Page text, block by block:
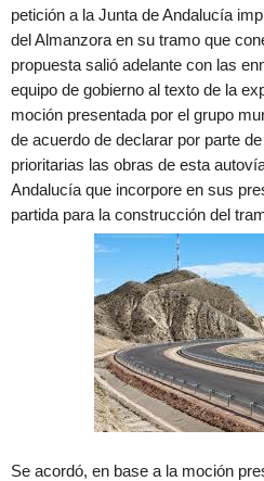
petición a la Junta de Andalucía
del Almanzora en su tramo que
propuesta salió adelante con las
equipo de gobierno al texto de la
moción presentada por el grupo
de acuerdo de declarar por parte
prioritarias las obras de esta
Andalucía que incorpore en sus
partida para la construcción del
Se acordó, en base a la moción